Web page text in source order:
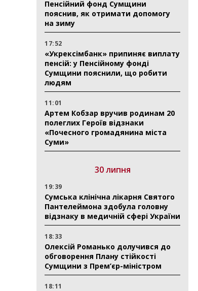
Пенсійний фонд Сумщини
пояснив, як отримати допомогу
на зиму
17:52
«Укрексімбанк» припиняє виплату
пенсій: у Пенсійному фонді
Сумщини пояснили, що робити
людям
11:01
Артем Кобзар вручив родинам 20
полеглих Героїв відзнаки
«Почесного громадянина міста
Суми»
30 липня
19:39
Сумська клінічна лікарня Святого
Пантелеймона здобула головну
відзнаку в медичній сфері України
18:33
Олексій Романько долучився до
обговорення Плану стійкості
Сумщини з Прем’єр-міністром
18:11